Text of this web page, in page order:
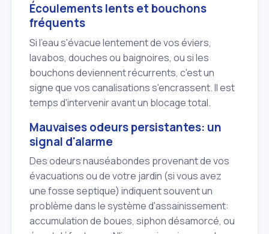
Écoulements lents et bouchons
fréquents
Si l'eau s'évacue lentement de vos éviers,
lavabos, douches ou baignoires, ou si les
bouchons deviennent récurrents, c'est un
signe que vos canalisations s'encrassent. Il est
temps d'intervenir avant un blocage total.
Mauvaises odeurs persistantes: un
signal d'alarme
Des odeurs nauséabondes provenant de vos
évacuations ou de votre jardin (si vous avez
une fosse septique) indiquent souvent un
problème dans le système d'assainissement:
accumulation de boues, siphon désamorcé, ou